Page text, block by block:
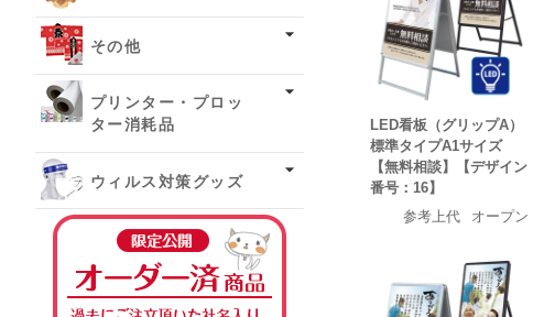
LED看板（グリップA）
標準タイプA1サイズ
【無料相談】【デザイン
番号：16】
参考上代
オープン
その他
プリンター・プロッ
ター消耗品
ウィルス対策グッズ